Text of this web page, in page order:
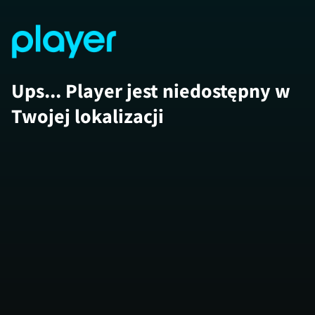
Ups... Player jest niedostępny w
Twojej lokalizacji